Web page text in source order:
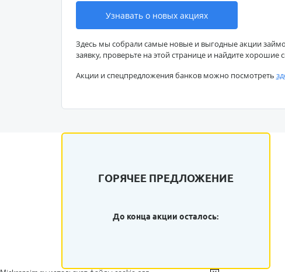
Узнавать о новых акциях
Здесь мы собрали самые новые и выгодные акции
заявку, проверьте на этой странице и найдите хорошие
Акции и спецпредложения банков можно посмотреть
ГОРЯЧЕЕ ПРЕДЛОЖЕНИЕ
До конца акции осталось: